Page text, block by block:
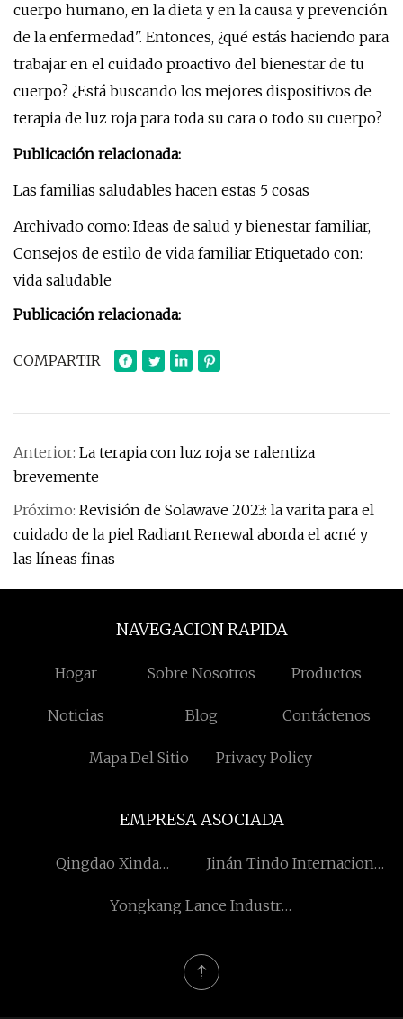
cuerpo humano, en la dieta y en la causa y prevención
de la enfermedad". Entonces, ¿qué estás haciendo para
trabajar en el cuidado proactivo del bienestar de tu
cuerpo? ¿Está buscando los mejores dispositivos de
terapia de luz roja para toda su cara o todo su cuerpo?
Publicación relacionada:
Las familias saludables hacen estas 5 cosas
Archivado como: Ideas de salud y bienestar familiar,
Consejos de estilo de vida familiar Etiquetado con:
vida saludable
Publicación relacionada:
COMPARTIR
Anterior: La terapia con luz roja se ralentiza
brevemente
Próximo: Revisión de Solawave 2023: la varita para el
cuidado de la piel Radiant Renewal aborda el acné y
las líneas finas
NAVEGACION RAPIDA
Hogar Sobre Nosotros Productos
Noticias Blog Contáctenos
Mapa Del Sitio Privacy Policy
EMPRESA ASOCIADA
Qingdao Xinda
Jinán Tindo Internacional
Yongkang Lance Industria